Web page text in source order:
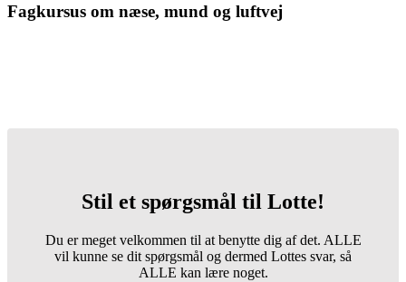
Fagkursus om næse, mund og luftvej
Stil et spørgsmål til Lotte!
Du er meget velkommen til at benytte dig af det. ALLE
vil kunne se dit spørgsmål og dermed Lottes svar, så
ALLE kan lære noget.